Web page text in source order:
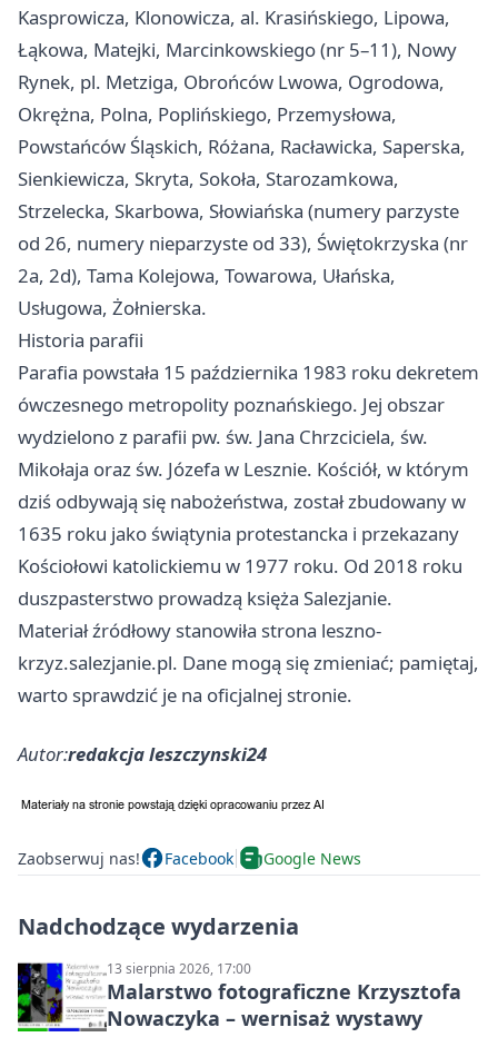
Kasprowicza, Klonowicza, al. Krasińskiego, Lipowa,
Łąkowa, Matejki, Marcinkowskiego (nr 5–11), Nowy
Rynek, pl. Metziga, Obrońców Lwowa, Ogrodowa,
Okrężna, Polna, Poplińskiego, Przemysłowa,
Powstańców Śląskich, Różana, Racławicka, Saperska,
Sienkiewicza, Skryta, Sokoła, Starozamkowa,
Strzelecka, Skarbowa, Słowiańska (numery parzyste
od 26, numery nieparzyste od 33), Świętokrzyska (nr
2a, 2d), Tama Kolejowa, Towarowa, Ułańska,
Usługowa, Żołnierska.
Historia parafii
Parafia powstała 15 października 1983 roku dekretem
ówczesnego metropolity poznańskiego. Jej obszar
wydzielono z parafii pw. św. Jana Chrzciciela, św.
Mikołaja oraz św. Józefa w Lesznie. Kościół, w którym
dziś odbywają się nabożeństwa, został zbudowany w
1635 roku jako świątynia protestancka i przekazany
Kościołowi katolickiemu w 1977 roku. Od 2018 roku
duszpasterstwo prowadzą księża Salezjanie.
Materiał źródłowy stanowiła strona leszno-
krzyz.salezjanie.pl. Dane mogą się zmieniać; pamiętaj,
warto sprawdzić je na oficjalnej stronie.
Autor:redakcja leszczynski24
Zaobserwuj nas! Facebook Google News
Nadchodzące wydarzenia
13 sierpnia 2026, 17:00
Malarstwo fotograficzne Krzysztofa
Nowaczyka – wernisaż wystawy